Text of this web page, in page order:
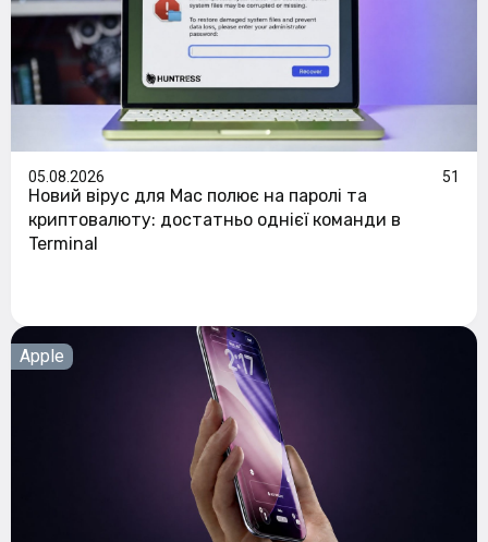
05.08.2026 51
Новий вірус для Mac полює на паролі та
криптовалюту: достатньо однієї команди в
Terminal
Apple